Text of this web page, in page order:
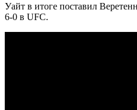
Уайт в итоге поставил
6-0 в UFC.